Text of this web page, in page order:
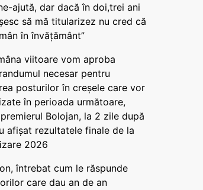
ajută, dar dacă în doi,trei ani
să mă titularizez nu cred că
în învățământ”
viitoare vom aproba
necesar pentru
posturilor în creșele care vor
în perioada următoare,
Bolojan, la 2 zile după
afișat rezultatele finale de la
2026
întrebat cum le răspunde
care dau an de an